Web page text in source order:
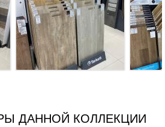
ДАННОЙ КОЛЛЕКЦИИ